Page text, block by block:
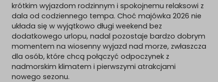
krótkim wyjazdom rodzinnym i spokojnemu relaksowi z
dala od codziennego tempa. Choć majówka 2026 nie
układa się w wyjątkowo długi weekend bez
dodatkowego urlopu, nadal pozostaje bardzo dobrym
momentem na wiosenny wyjazd nad morze, zwłaszcza
dla osób, które chcą połączyć odpoczynek z
nadmorskim klimatem i pierwszymi atrakcjami
nowego sezonu.